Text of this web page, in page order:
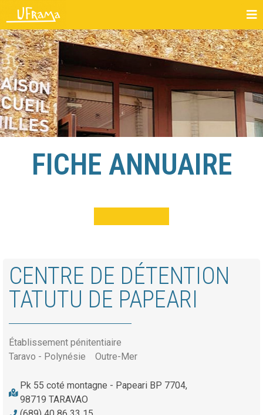
FICHE ANNUAIRE
CENTRE DE DÉTENTION
TATUTU DE PAPEARI
Établissement pénitentiaire
Taravo - Polynésie
Outre-Mer
Pk 55 coté montagne - Papeari BP 7704,
98719 TARAVAO